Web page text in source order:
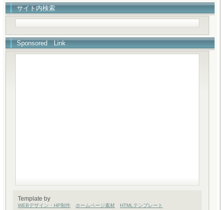
サイト内検索
Sponsored Link
Template by
WEBデザイン・HP制作 ホームページ素材 HTMLテンプレート